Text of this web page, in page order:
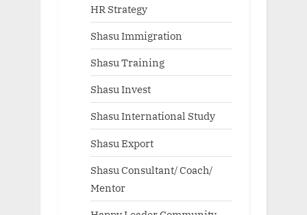
HR Strategy
Shasu Immigration
Shasu Training
Shasu Invest
Shasu International Study
Shasu Export
Shasu Consultant/ Coach/
Mentor